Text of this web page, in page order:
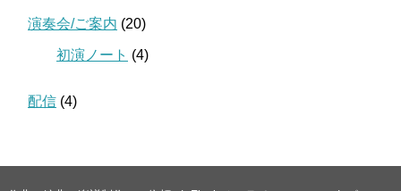
演奏会/ご案内 (20)
初演ノート (4)
配信 (4)